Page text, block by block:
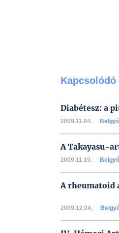
Kapcsolódó
Diabétesz: a
2009.11.04.
A Takayasu-
2009.11.19.
A rheumatoid
2009.12.04.